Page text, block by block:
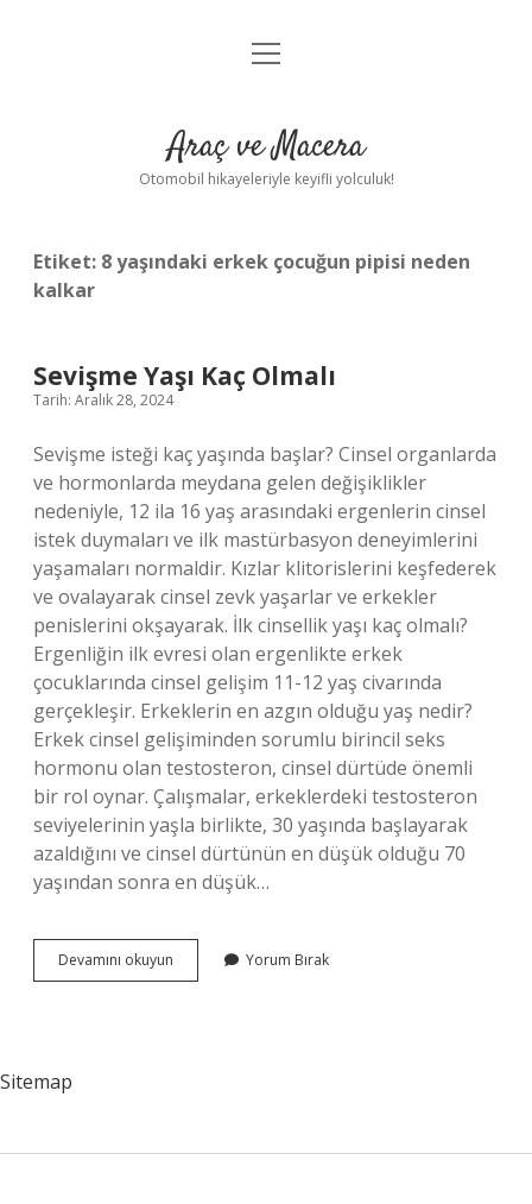
Anasayfa
Yasal Uyarı
menüyü
Araç ve Macera
Otomobil hikayeleriyle keyifli yolculuk!
Etiket: 8 yaşındaki erkek çocuğun pipisi neden
kalkar
Sevişme Yaşı Kaç Olmalı
Tarih: Aralık 28, 2024
Sevişme isteği kaç yaşında başlar? Cinsel organlarda
ve hormonlarda meydana gelen değişiklikler
nedeniyle, 12 ila 16 yaş arasındaki ergenlerin cinsel
istek duymaları ve ilk mastürbasyon deneyimlerini
yaşamaları normaldir. Kızlar klitorislerini keşfederek
ve ovalayarak cinsel zevk yaşarlar ve erkekler
penislerini okşayarak. İlk cinsellik yaşı kaç olmalı?
Ergenliğin ilk evresi olan ergenlikte erkek
çocuklarında cinsel gelişim 11-12 yaş civarında
gerçekleşir. Erkeklerin en azgın olduğu yaş nedir?
Erkek cinsel gelişiminden sorumlu birincil seks
hormonu olan testosteron, cinsel dürtüde önemli
bir rol oynar. Çalışmalar, erkeklerdeki testosteron
seviyelerinin yaşla birlikte, 30 yaşında başlayarak
azaldığını ve cinsel dürtünün en düşük olduğu 70
yaşından sonra en düşük…
Devamını okuyun Sevişme
Yaşı
Yorum Bırak
Sitemap